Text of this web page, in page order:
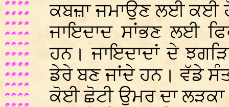
ਕਬਜ਼ਾ ਜਮਾਉਣ ਲਈ ਕਈ
ਜਾਇਦਾਦ ਸਾਂਭਣ ਲਈ
ਹਨ। ਜਾਇਦਾਦਾਂ ਦੇ
ਡੇਰੇ ਬਣ ਜਾਂਦੇ ਹਨ। ਵੱਡੇ
ਕੋਈ ਛੋਟੀ ਉਮਰ ਦਾ